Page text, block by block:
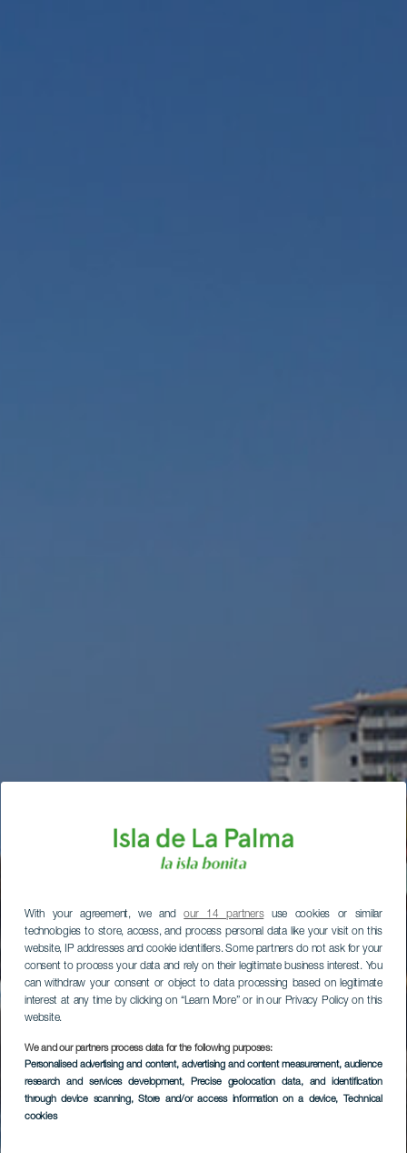
With your agreement, we andour 14 partnersuse cookies or similar
technologies to store, access, and process personal data like your visit on this
website, IP addresses and cookie identifiers. Some partners do not ask for your
consent to process your data and rely on their legitimate business interest. You
can withdraw your consent or object to data processing based on legitimate
interest at any time by clicking on “Learn More” or in our Privacy Policy on this
website.
We and our partners process data for the following purposes:
Personalised advertising and content, advertising and content measurement, audience
research and services development, Precise geolocation data, and identification
through device scanning, Store and/or access information on a device, Technical
cookies